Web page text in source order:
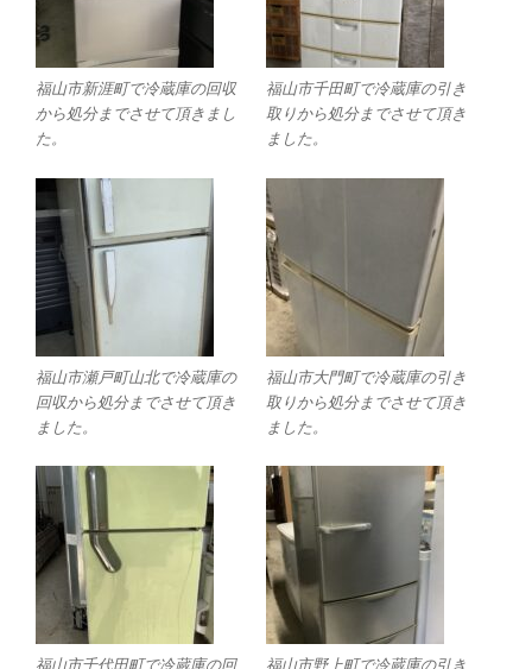
福山市新涯町で冷蔵庫の回収
から処分までさせて頂きまし
た。
福山市千田町で冷蔵庫の引き
取りから処分までさせて頂き
ました。
福山市瀬戸町山北で冷蔵庫の
回収から処分までさせて頂き
ました。
福山市大門町で冷蔵庫の引き
取りから処分までさせて頂き
ました。
福山市千代田町で冷蔵庫の回 福山市野上町で冷蔵庫の引き